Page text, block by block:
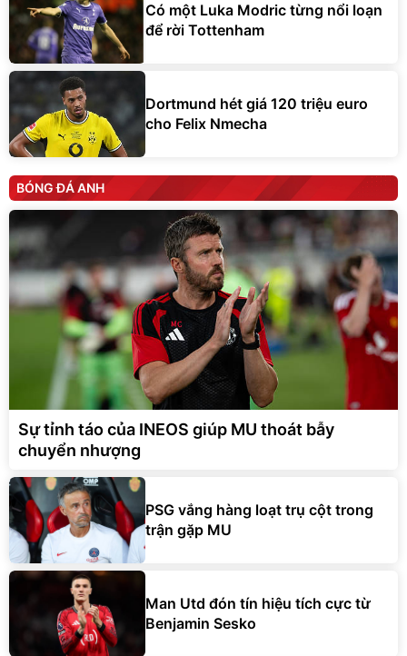
Có một Luka Modric từng nổi loạn
để rời Tottenham
Dortmund hét giá 120 triệu euro
cho Felix Nmecha
BÓNG ĐÁ ANH
Sự tỉnh táo của INEOS giúp MU thoát bẫy
chuyển nhượng
PSG vắng hàng loạt trụ cột trong
trận gặp MU
Man Utd đón tín hiệu tích cực từ
Benjamin Sesko